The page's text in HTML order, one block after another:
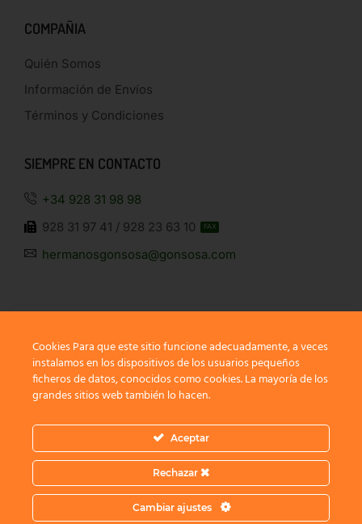
COMPAÑIA
Quién Somos
Información de Envíos
Términos y Condiciones
SIEMPRE EN CONTACTO
+34 928 31 98 98
928 31 97 41 / 928 23 63 10
FAX
hermanosgonsosa@gonsosa.com
SÍGUENOS
Copyright © 2022XStore Theme. Created by 8theme –
Premium WordPress WooCommerce Themes.
Cookies Para que este sitio funcione adecuadamente, a veces
instalamos en los dispositivos de los usuarios pequeños
ficheros de datos, conocidos como cookies. La mayoría de los
grandes sitios web también lo hacen.
Aceptar
Rechazar
Cambiar ajustes